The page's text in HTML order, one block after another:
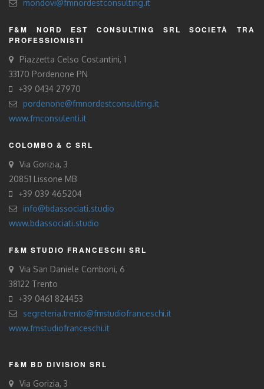
mondovi@fmnordestconsulting.it
F&M NORD EST CONSULTING SRL SOCIETÀ TRA
PROFESSIONISTI
Piazzetta Celso Costantini, 1
33170 Pordenone PN
+39 0434 27970
pordenone@fmnordestconsulting.it
www.fmconsulenti.it
COLOMBO & C SRL
Via Gorizia, 3
20851 Lissone MB
+39 039 465204
info@bdassociati.studio
www.bdassociati.studio
F&M STUDIO FRANCESCHI SRL
Via San Daniele Comboni, 6
38122 Trento
+39 0461 824453
segreteria.trento@fmstudiofranceschi.it
www.fmstudiofranceschi.it
F&M BD DIVISION SRL
Via Gorizia, 3